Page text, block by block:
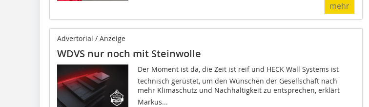
mehr
Advertorial / Anzeige
WDVS nur noch mit Steinwolle
Der Moment ist da, die Zeit ist reif und HECK Wall Systems ist
technisch gerüstet, um den Wünschen der Gesellschaft nach
mehr Klimaschutz und Nachhaltigkeit zu entsprechen, erklärt
Markus...